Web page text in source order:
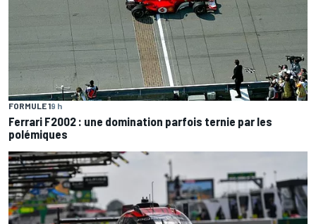
FORMULE 19 h
Ferrari F2002 : une domination parfois ternie par les
polémiques